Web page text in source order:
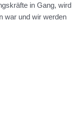
in Gang, wird
war und wir werden